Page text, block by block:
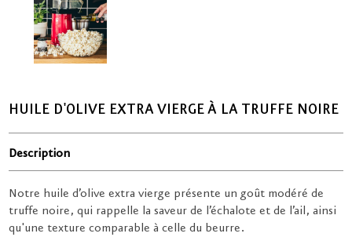
HUILE D'OLIVE EXTRA VIERGE À LA TRUFFE NOIRE
Description
Notre huile d’olive extra vierge présente un goût modéré de
truffe noire, qui rappelle la saveur de l’échalote et de l’ail, ainsi
qu'une texture comparable à celle du beurre.